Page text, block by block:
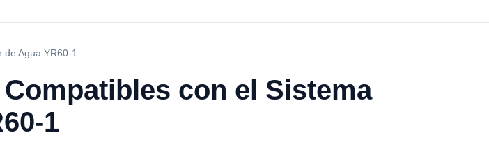
Agua YR60-1
con el Sistema
1